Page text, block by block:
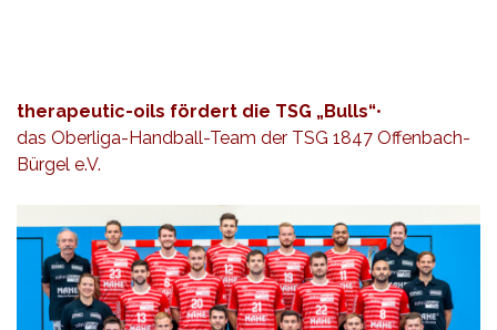
therapeutic-oils fördert die TSG „Bulls“•
das Oberliga-Handball-Team der TSG 1847 Offenbach-
Bürgel e.V.